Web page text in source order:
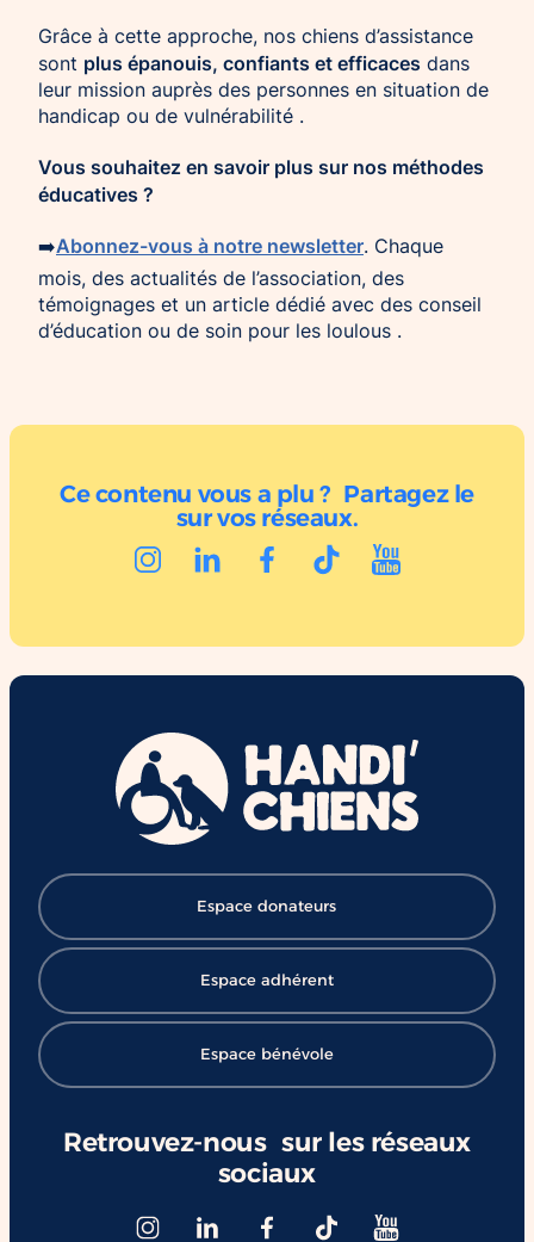
Grâce à cette approche, nos chiens d’assistance
sont plus épanouis, confiants et efficaces dans
leur mission auprès des personnes en situation de
handicap ou de vulnérabilité .
Vous souhaitez en savoir plus sur nos méthodes
éducatives ?
➡️Abonnez-vous à notre newsletter. Chaque
mois, des actualités de l’association, des
témoignages et un article dédié avec des conseil
d’éducation ou de soin pour les loulous .
Ce contenu vous a plu ? Partagez le
sur vos réseaux.
Retrouvez-nous sur les réseaux
sociaux
Espace donateurs
Espace adhérent
Espace bénévole